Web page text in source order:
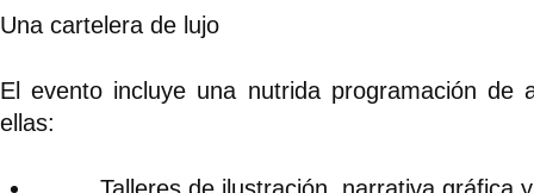
Una cartelera de lujo
El evento incluye una nutrida programación de
ellas: